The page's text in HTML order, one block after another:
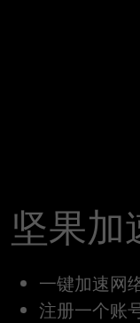
坚果加
一键加速网
注册一个账